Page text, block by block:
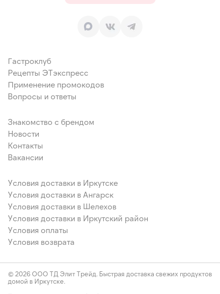
Гастроклуб
Рецепты ЭТэкспресс
Применение промокодов
Вопросы и ответы
Знакомство с брендом
Новости
Контакты
Вакансии
Условия доставки в Иркутске
Условия доставки в Ангарск
Условия доставки в Шелехов
Условия доставки в Иркутский район
Условия оплаты
Условия возврата
© 2026 ООО ТД Элит Трейд. Быстрая доставка свежих продуктов
домой в Иркутске.